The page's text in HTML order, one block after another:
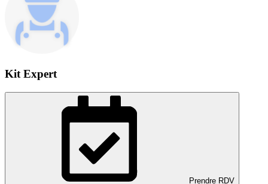
Kit Expert
Prendre RDV